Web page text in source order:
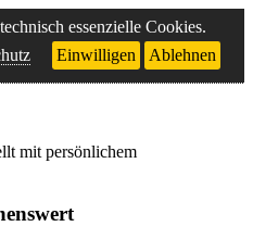
essenzielle Cookies.
Einwilligen Ablehnen
mit persönlichem